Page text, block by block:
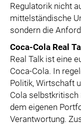
Regulatorik nicht
mittelständische
sondern die
Coca-Cola Real
Real Talk ist eine
Coca-Cola. In
Politik, Wirtschaft
Cola selbstkritisch
dem eigenen
Verantwortung.